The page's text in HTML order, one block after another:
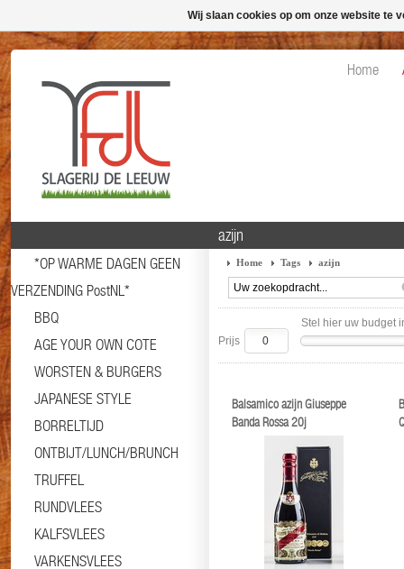
Home
*OP WARME DAGEN GEEN
VERZENDING PostNL*
BBQ
AGE YOUR OWN COTE
WORSTEN & BURGERS
JAPANESE STYLE
BORRELTIJD
ONTBIJT/LUNCH/BRUNCH
TRUFFEL
RUNDVLEES
KALFSVLEES
VARKENSVLEES
azijn
Home Tags azijn
Stel hier uw budget
Prijs
Balsamico azijn Giuseppe
Banda Rossa 20j
Wij slaan cookies op om onze website te